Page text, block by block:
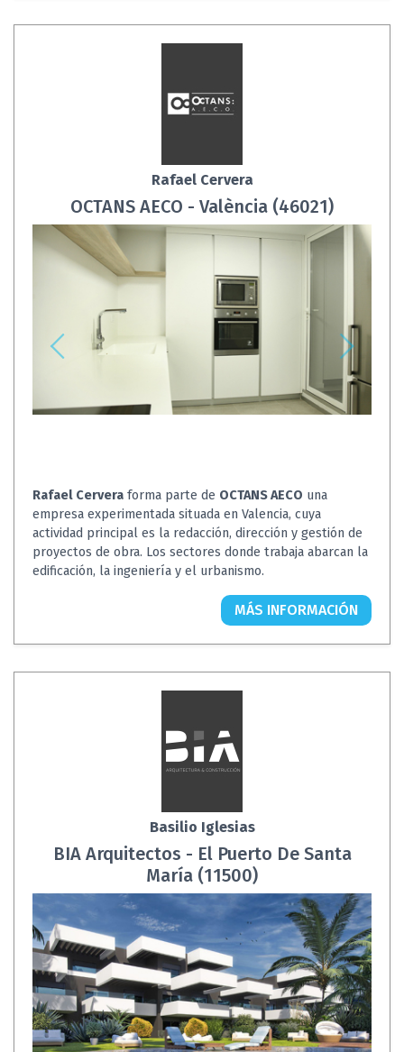
Rafael Cervera
OCTANS AECO - València (46021)
Rafael Cervera forma parte de OCTANS AECO una
empresa experimentada situada en Valencia, cuya
actividad principal es la redacción, dirección y gestión de
proyectos de obra. Los sectores donde trabaja abarcan la
edificación, la ingeniería y el urbanismo.
MÁS INFORMACIÓN
Basilio Iglesias
BIA Arquitectos - El Puerto De Santa
María (11500)